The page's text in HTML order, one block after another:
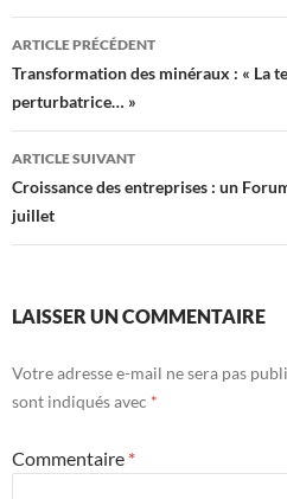
Navigation
des
articles
ARTICLE PRÉCÉDENT
Transformation des minéraux : « La
perturbatrice… »
ARTICLE SUIVANT
Croissance des entreprises : un
juillet
LAISSER UN COMMENTAIRE
Votre adresse e-mail ne sera pas
sont indiqués avec *
Commentaire *